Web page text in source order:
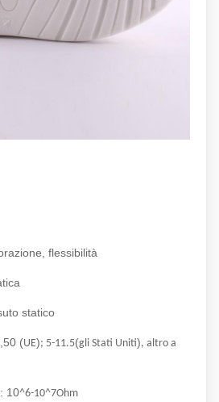
flessibilità
statico
(UE); 5-11.5(gli Stati Uniti), altro a
10^6-10^7Ohm